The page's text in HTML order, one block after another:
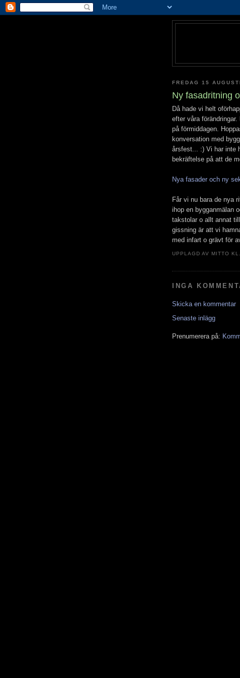
FREDAG 15
Ny fasadritning
Då hade vi helt
efter våra
på förmiddagen.
konversation med
årsfest... :) Vi har inte
bekräftelse på att de
Nya fasader och ny
Får vi nu bara de nya
ihop en bygganmälan
takstolar o allt annat
gissning är att vi
med infart o grävt för
UPPLAGD AV MITTO
INGA
Skicka en kommentar
Senaste inlägg
Prenumerera på: